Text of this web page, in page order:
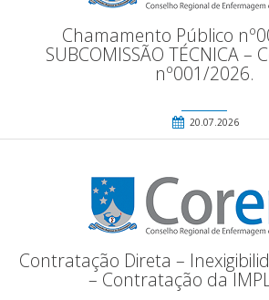
Chamamento Público
SUBCOMISSÃO TÉCNICA –
nº001/2026.
20.07.2026
Contratação Direta –
– Contratação da